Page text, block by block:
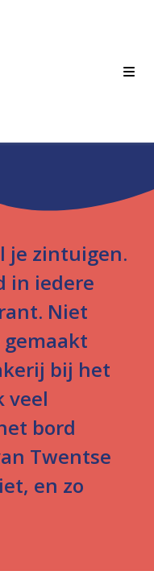
je zintuigen.
in iedere
Niet
bij het
veel
bord
Twentse
en zo